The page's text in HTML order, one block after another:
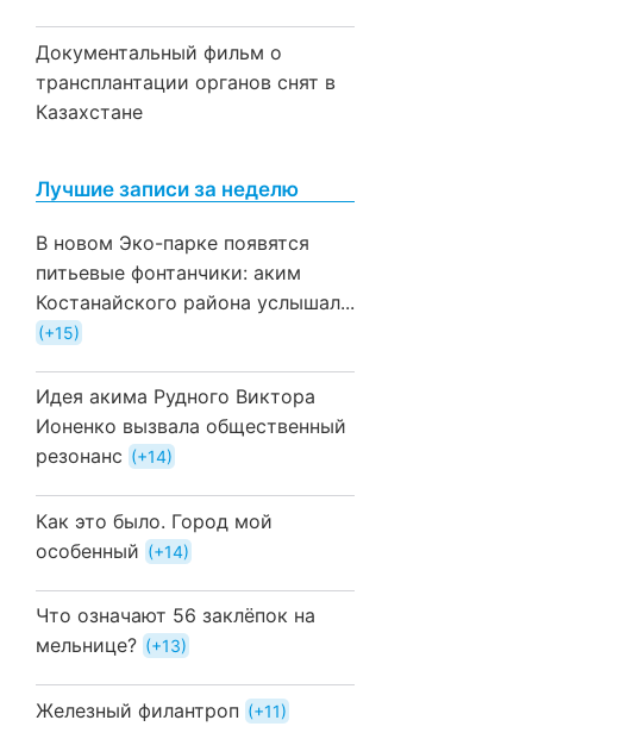
Документальный фильм о
трансплантации органов снят в
Казахстане
Лучшие записи за неделю
В новом Эко-парке появятся
питьевые фонтанчики: аким
Костанайского района услышал...
+15
Идея акима Рудного Виктора
Ионенко вызвала общественный
резонанс
+14
Как это было. Город мой
особенный
+14
Что означают 56 заклёпок на
мельнице?
+13
Железный филантроп +11